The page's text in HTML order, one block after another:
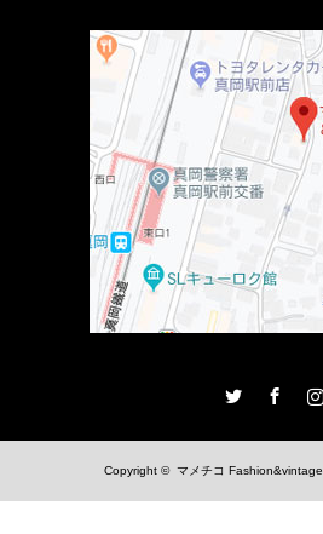
Copyright © マメチコ Fashion&vintage